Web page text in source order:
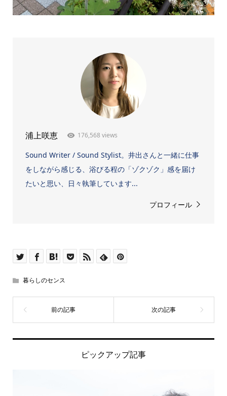
浦上咲恵 176,568 views
Sound Writer / Sound Stylist。井出さんと一緒に仕事
をしながら感じる、浴びる程の「ゾクゾク」感を届け
たいと思い、日々執筆しています...
プロフィール
暮らしのセンス
ピックアップ記事